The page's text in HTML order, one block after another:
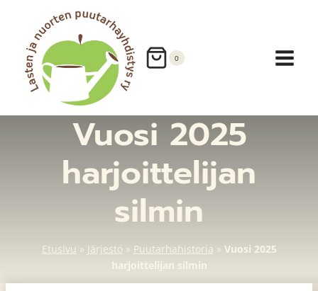
sisältöön
0
Vuosi 2025
harjoittelijan
silmin
Etusivu » Järjestö» Puutarhahistoria » Vuosi 2025
harjoittelijan silmin